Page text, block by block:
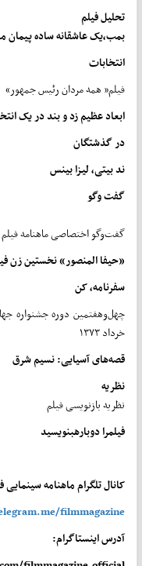
تحلیل فیلم
بمب،یکعاشقانهسادهپیمان
انتخابات
فیلم« همه مردان رئیس جمهور»
ابعادعظیمزدوبنددریک
در گذشتگان
ندبیتی،لیزابینس
گفت وگو
گفت‌وگو اختصاصی ماهنامه فیلم
«حیفاالمنصور»نخستینزن
سفرنامه، کن
خرداد ۱۳۷۳
قصههایآسیایی:نسیمشرق
نظریه
نظریه بازنویسی فیلم
فیلمرادوبارهبنویسید
کانال تلگرام ماهنامه سینمایی
filmmagazine
آدرس اینستاگرام: